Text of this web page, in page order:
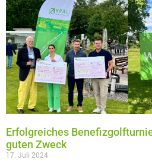
Erfolgreiches
guten Zweck
17. Juli 2024